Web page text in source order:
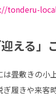
tonderu-
迎える
は畳敷きの小
ぎ履きや来客